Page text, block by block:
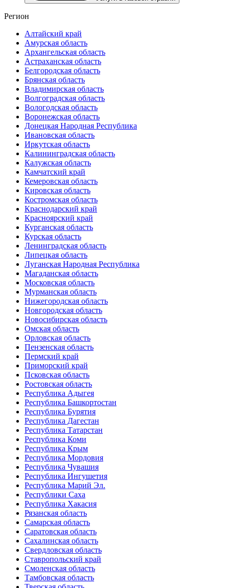
Регион
Алтайский край
Амурская область
Архангельская область
Астраханская область
Белгородская область
Брянская область
Владимирская область
Волгоградская область
Вологодская область
Воронежская область
Донецкая Народная Республика
Ивановская область
Иркутская область
Калининградская область
Калужская область
Камчатский край
Кемеровская область
Кировская область
Костромская область
Краснодарский край
Красноярский край
Курганская область
Курская область
Ленинградская область
Липецкая область
Луганская Народная Республика
Магаданская область
Московская область
Мурманская область
Нижегородская область
Новгородская область
Новосибирская область
Омская область
Орловская область
Пензенская область
Пермский край
Приморский край
Псковская область
Ростовская область
Республика Адыгея
Республика Башкортостан
Республика Бурятия
Республика Дагестан
Республика Татарстан
Республика Коми
Республика Крым
Республика Мордовия
Республика Чувашия
Республика Ингушетия
Республика Марий Эл.
Республики Саха
Республика Хакасия
Рязанская область
Самарская область
Саратовская область
Сахалинская область
Свердловская область
Ставропольский край
Смоленская область
Тамбовская область